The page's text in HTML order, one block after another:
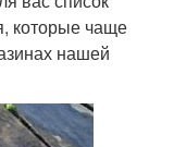
которые чаще
нашей